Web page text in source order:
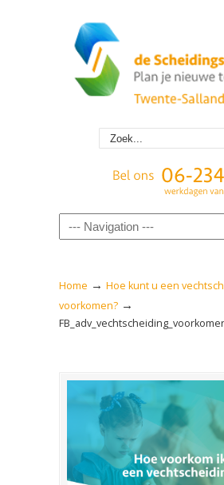
Navigation
Home → Hoe kunt u een
voorkomen? →